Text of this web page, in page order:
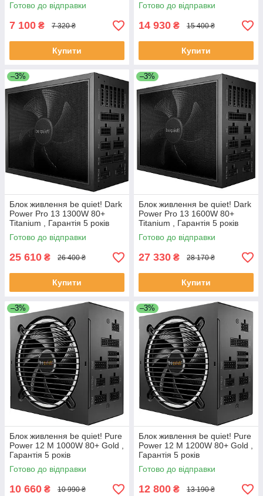
Готово до відправки
7 100 ₴ 7 320 ₴
Купити
Готово до відправки
14 930 ₴ 15 400 ₴
Купити
–3%
Блок живлення be quiet! Dark
Power Pro 13 1300W 80+
Titanium , Гарантія 5 років
Готово до відправки
25 610 ₴ 26 400 ₴
Купити
–3%
Блок живлення be quiet! Dark
Power Pro 13 1600W 80+
Titanium , Гарантія 5 років
Готово до відправки
27 330 ₴ 28 170 ₴
Купити
–3%
Блок живлення be quiet! Pure
Power 12 M 1000W 80+ Gold ,
Гарантія 5 років
Готово до відправки
10 660 ₴ 10 990 ₴
–3%
Блок живлення be quiet! Pure
Power 12 M 1200W 80+ Gold ,
Гарантія 5 років
Готово до відправки
12 800 ₴ 13 190 ₴